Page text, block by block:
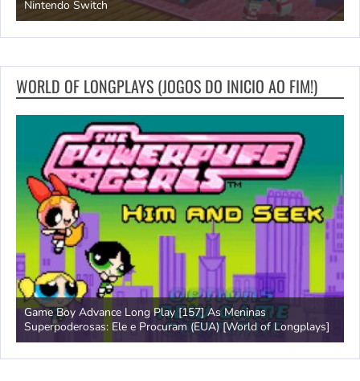
Nintendo Switch
WORLD OF LONGPLAYS (JOGOS DO INICIO AO FIM!)
Game Boy Advance Long Play [157] As Meninas
Superpoderosas: Ele e Procuram (EUA) [World of Longplays]